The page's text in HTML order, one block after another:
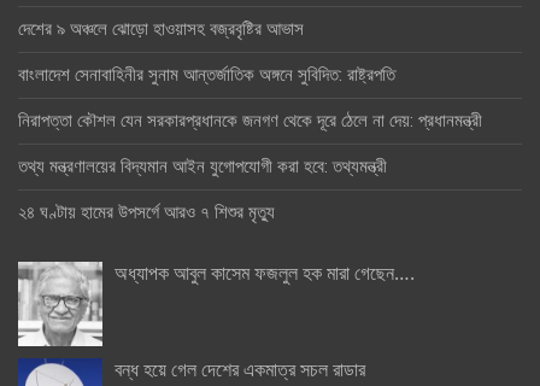
দেশের ৯ অঞ্চলে ঝোড়ো হাওয়াসহ বজ্রবৃষ্টির আভাস
বাংলাদেশ সেনাবাহিনীর সুনাম আন্তর্জাতিক অঙ্গনে সুবিদিত: রাষ্ট্রপতি
নিরাপত্তা কৌশল যেন সরকারপ্রধানকে জনগণ থেকে দূরে ঠেলে না দেয়: প্রধানমন্ত্রী
তথ্য মন্ত্রণালয়ের বিদ্যমান আইন যুগোপযোগী করা হবে: তথ্যমন্ত্রী
২৪ ঘণ্টায় হামের উপসর্গে আরও ৭ শিশুর মৃত্যু
অধ্যাপক আবুল কাসেম ফজলুল হক মারা গেছেন….
বন্ধ হয়ে গেল দেশের একমাত্র সচল রাডার